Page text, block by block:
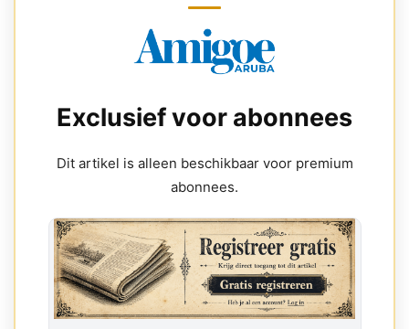
Exclusief voor abonnees
Dit artikel is alleen beschikbaar voor premium
abonnees.